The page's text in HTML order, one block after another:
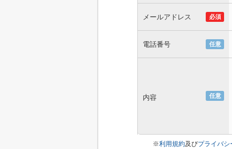
メールアドレス 必須
電話番号 任意
内容 任意
※利用規約及びプライバシ